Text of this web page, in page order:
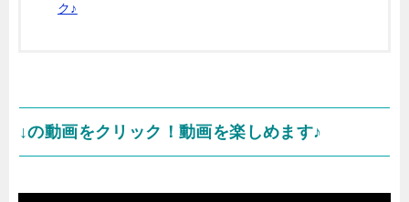
ク♪
↓の動画をクリック！動画を楽しめます♪